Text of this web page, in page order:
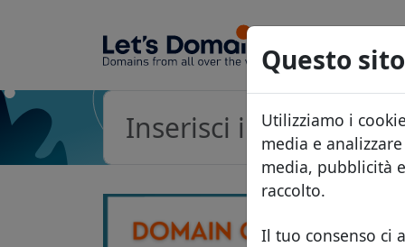
Questo
Utilizziamo i
media e
media, pubblicità
raccolto.
Il tuo consenso ci